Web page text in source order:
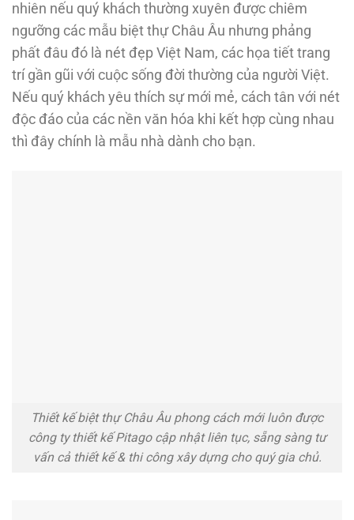
nhiên nếu quý khách thường xuyên được chiêm
ngưỡng các mẫu biệt thự Châu Âu nhưng phảng
phất đâu đó là nét đẹp Việt Nam, các họa tiết trang
trí gần gũi với cuộc sống đời thường của người Việt.
Nếu quý khách yêu thích sự mới mẻ, cách tân với nét
độc đáo của các nền văn hóa khi kết hợp cùng nhau
thì đây chính là mẫu nhà dành cho bạn.
Thiết kế biệt thự Châu Âu phong cách mới luôn được
công ty thiết kế Pitago cập nhật liên tục, sẵng sàng tư
vấn cả thiết kế & thi công xây dựng cho quý gia chủ.